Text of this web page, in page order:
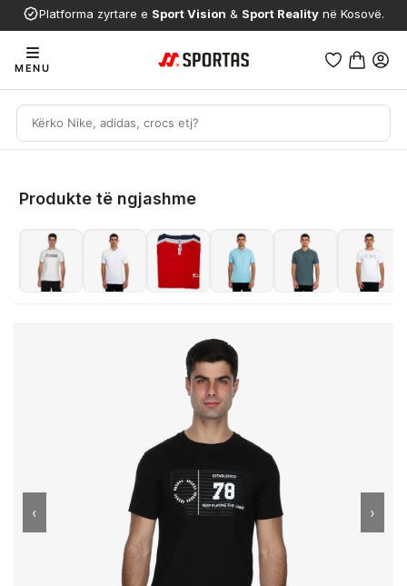
Platforma zyrtare e Sport Vision & Sport Reality në Kosovë.
MENU
Produkte të ngjashme
‹ ›